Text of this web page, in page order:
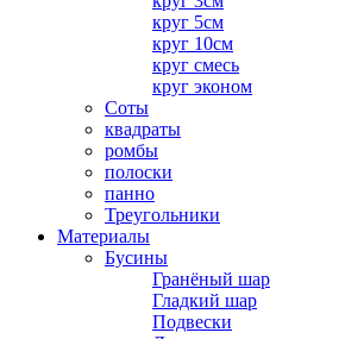
круг 5см
круг 10см
круг смесь
круг эконом
Соты
квадраты
ромбы
полоски
панно
Треугольники
Материалы
Бусины
Гранёный шар
Гладкий шар
Подвески